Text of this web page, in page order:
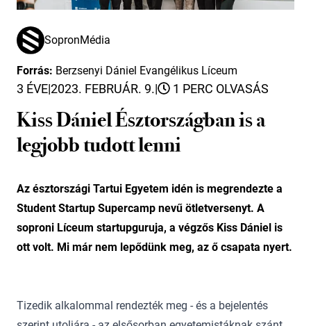
SopronMédia
Forrás: Berzsenyi Dániel Evangélikus Líceum
3 ÉVE|2023. FEBRUÁR. 9.| 1 PERC OLVASÁS
Kiss Dániel Észtországban is a
legjobb tudott lenni
Az észtországi Tartui Egyetem idén is megrendezte a
Student Startup Supercamp nevű ötletversenyt. A
soproni Líceum startupguruja, a végzős Kiss Dániel is
ott volt. Mi már nem lepődünk meg, az ő csapata nyert.
Tizedik alkalommal rendezték meg - és a bejelentés